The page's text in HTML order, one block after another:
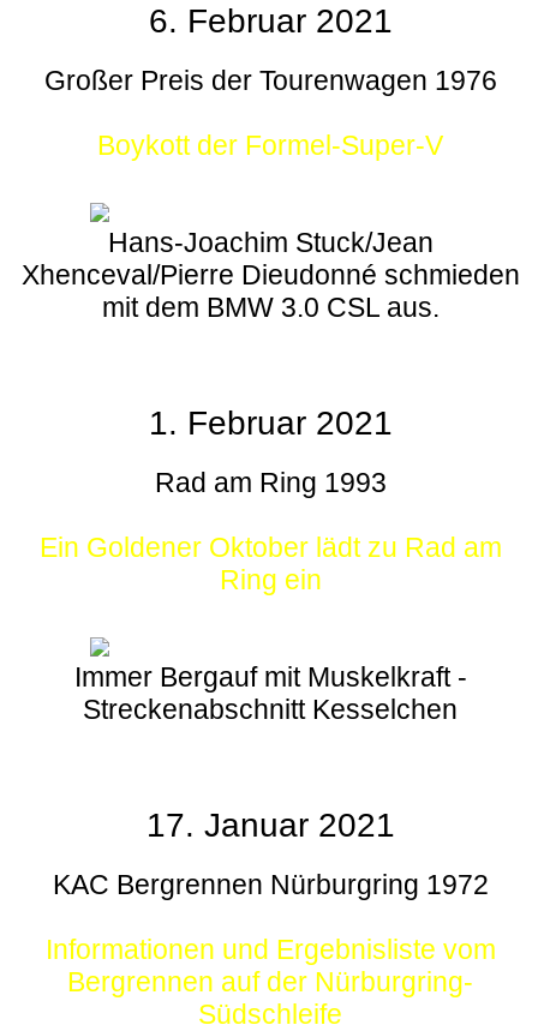
6. Februar 2021
Großer Preis der Tourenwagen 1976
Boykott der Formel-Super-V
Hans-Joachim Stuck/Jean
Xhenceval/Pierre Dieudonné schmieden
mit dem BMW 3.0 CSL aus.
1. Februar 2021
Rad am Ring 1993
Ein Goldener Oktober lädt zu Rad am
Ring ein
Immer Bergauf mit Muskelkraft -
Streckenabschnitt Kesselchen
17. Januar 2021
KAC Bergrennen Nürburgring 1972
Informationen und Ergebnisliste vom
Bergrennen auf der Nürburgring-
Südschleife